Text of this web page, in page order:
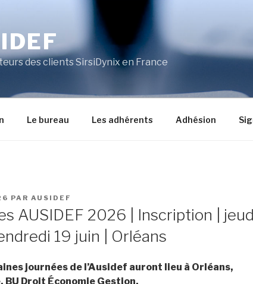
des clients SirsiDynix en France
Le bureau Les adhérents Adhésion
PAR AUSIDEF
AUSIDEF 2026 | Inscription |
19 juin | Orléans
journées de l’Ausidef auront lieu à Orléans,
BU Droit Économie Gestion.